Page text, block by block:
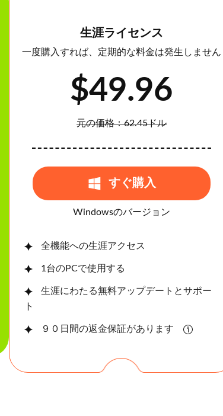
生涯ライセンス
一度購入すれば、定期的な料金は発生しません
$49.96
元の価格：62.45ドル
すぐ購入
Windowsのバージョン
全機能への生涯アクセス
1台のPCで使用する
生涯にわたる無料アップデートとサポー
ト
９０日間の返金保証があります